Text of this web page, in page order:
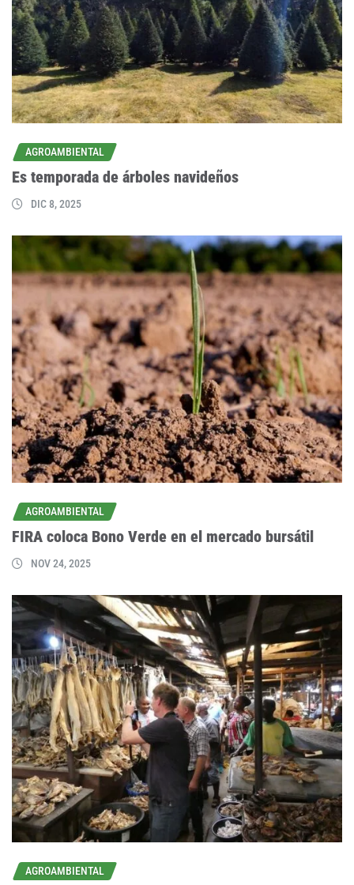
AGROAMBIENTAL
Es temporada de árboles navideños
DIC 8, 2025
AGROAMBIENTAL
FIRA coloca Bono Verde en el mercado bursátil
NOV 24, 2025
AGROAMBIENTAL